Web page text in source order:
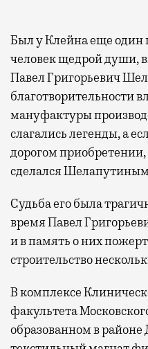
Был у Клейна еще один
человек щедрой души,
Павел Григорьевич
благотворительности
мануфактуры
слагались легенды, а
дорогом
сделался
Судьба его была
время Павел
и в память о них
строительство
В комплексе
факультета
образованном в районе